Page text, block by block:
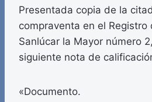
Presentada copia de la
compraventa en el
Sanlúcar la Mayor número
siguiente nota de
«Documento.